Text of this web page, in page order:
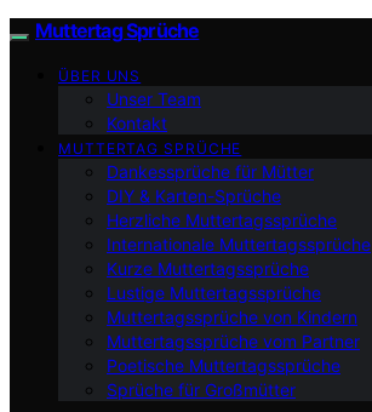
Muttertag Sprüche
ÜBER UNS
Unser Team
Kontakt
MUTTERTAG SPRÜCHE
Dankessprüche für Mütter
DIY & Karten-Sprüche
Herzliche Muttertagssprüche
Internationale Muttertagssprüche
Kurze Muttertagssprüche
Lustige Muttertagssprüche
Muttertagssprüche von Kindern
Muttertagssprüche vom Partner
Poetische Muttertagssprüche
Sprüche für Großmütter